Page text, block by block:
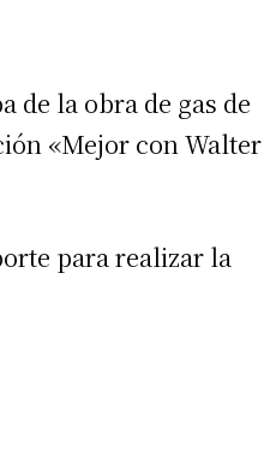
de la obra de gas de
«Mejor con Walter
para realizar la